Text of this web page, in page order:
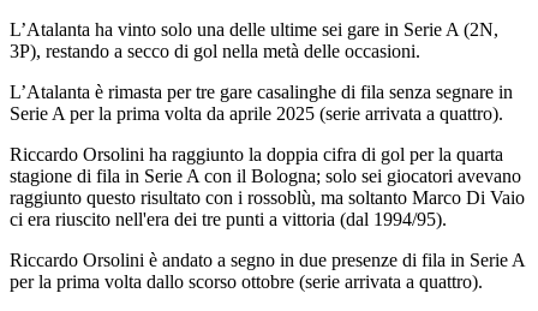
L’Atalanta ha vinto solo una delle ultime sei gare in Serie A (2N,
3P), restando a secco di gol nella metà delle occasioni.
L’Atalanta è rimasta per tre gare casalinghe di fila senza segnare in
Serie A per la prima volta da aprile 2025 (serie arrivata a quattro).
Riccardo Orsolini ha raggiunto la doppia cifra di gol per la quarta
stagione di fila in Serie A con il Bologna; solo sei giocatori avevano
raggiunto questo risultato con i rossoblù, ma soltanto Marco Di Vaio
ci era riuscito nell'era dei tre punti a vittoria (dal 1994/95).
Riccardo Orsolini è andato a segno in due presenze di fila in Serie A
per la prima volta dallo scorso ottobre (serie arrivata a quattro).